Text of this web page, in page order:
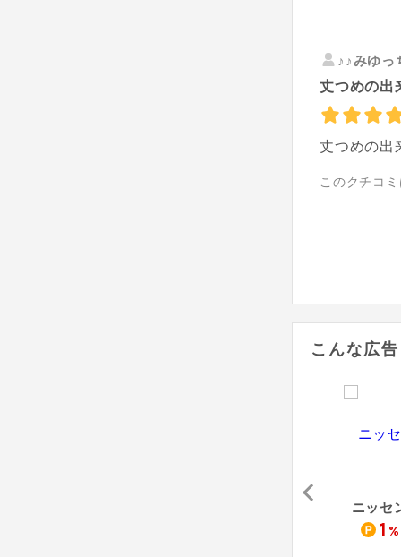
♪♪みゆっ
丈つめの出
丈つめの出
このクチコ
こんな広
ニッセ
1 %